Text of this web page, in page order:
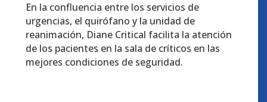
En la confluencia entre los servicios de
urgencias, el quirófano y la unidad de
reanimación, Diane Critical facilita la atención
de los pacientes en la sala de críticos en las
mejores condiciones de seguridad.